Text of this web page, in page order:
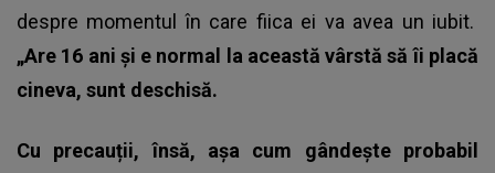
despre momentul în care fiica ei va avea un iubit.
„Are 16 ani și e normal la această vârstă să îi placă
cineva, sunt deschisă.
Cu precauții, însă, așa cum gândește probabil